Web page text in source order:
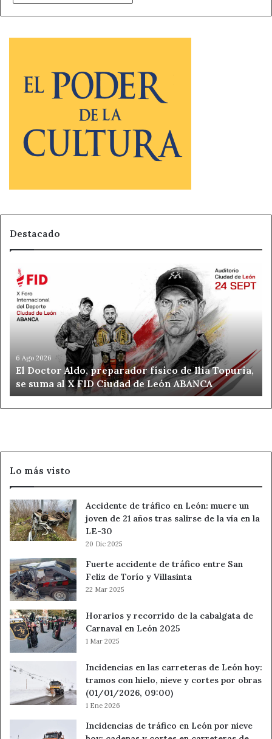
Destacado
Doctor
Aldo,
preparador
físico
Topuria,
se
suma
al
X
ABANCA
6 Ago 2026
El Doctor Aldo, preparador físico de Ilia Topuria,
se suma al X FID Ciudad de León ABANCA
Lo más visto
Accidente de tráfico en León: muere un
joven de 21 años tras salirse de la vía en la
LE-30
20 Dic 2025
Fuerte accidente de tráfico entre San
Feliz de Torío y Villasinta
22 Mar 2025
Horarios y recorrido de la cabalgata de
Carnaval en León 2025
1 Mar 2025
Incidencias en las carreteras de León hoy:
tramos con hielo, nieve y cortes por obras
(01/01/2026, 09:00)
1 Ene 2026
Incidencias de tráfico en León por nieve